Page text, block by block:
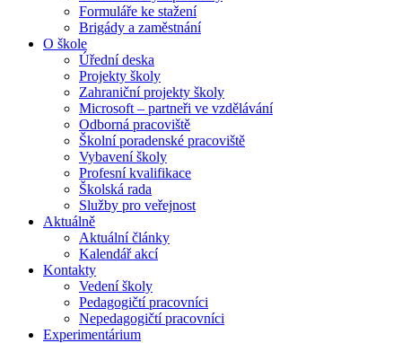
Formuláře ke stažení
Brigády a zaměstnání
O škole
Úřední deska
Projekty školy
Zahraniční projekty školy
Microsoft – partneři ve vzdělávání
Odborná pracoviště
Školní poradenské pracoviště
Vybavení školy
Profesní kvalifikace
Školská rada
Služby pro veřejnost
Aktuálně
Aktuální články
Kalendář akcí
Kontakty
Vedení školy
Pedagogičtí pracovníci
Nepedagogičtí pracovníci
Experimentárium